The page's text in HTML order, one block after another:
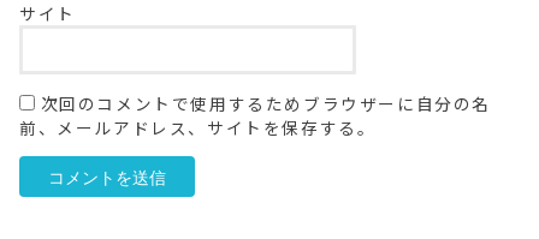
サイト
次回のコメントで使用するためブラウザーに自分の名
前、メールアドレス、サイトを保存する。